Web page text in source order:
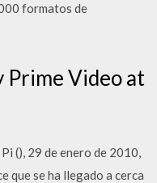
formatos de
Prime Video at
(), 29 de enero de 2010,
que se ha llegado a cerca